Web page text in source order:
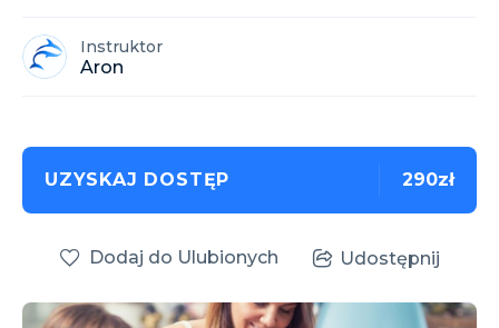
Instruktor
Aron
UZYSKAJ DOSTĘP 290zł
Dodaj do Ulubionych Udostępnij